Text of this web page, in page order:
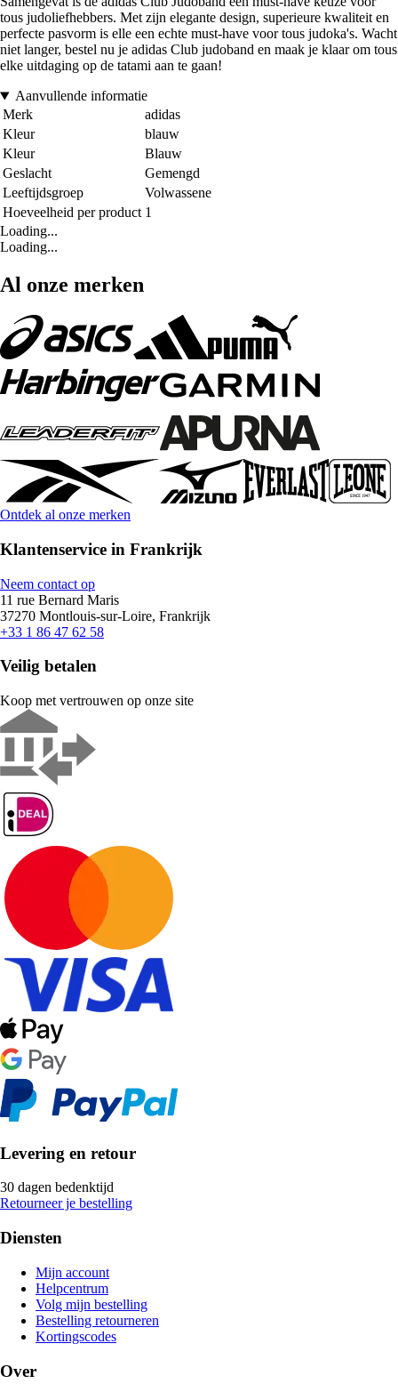
tous judoliefhebbers. Met zijn elegante design, superieure kwaliteit en
perfecte pasvorm is elle een echte must-have voor tous judoka's. Wacht
niet langer, bestel nu je adidas Club judoband en maak je klaar om tous
elke uitdaging op de tatami aan te gaan!
Aanvullende informatie
Merk
adidas
Kleur
blauw
Kleur
Blauw
Geslacht
Gemengd
Leeftijdsgroep
Volwassene
Hoeveelheid per product 1
Loading...
Loading...
Al onze merken
Ontdek al onze merken
Klantenservice in Frankrijk
Neem contact op
11 rue Bernard Maris
37270 Montlouis-sur-Loire, Frankrijk
+33 1 86 47 62 58
Veilig betalen
Koop met vertrouwen op onze site
Levering en retour
30 dagen bedenktijd
Retourneer je bestelling
Diensten
Mijn account
Helpcentrum
Volg mijn bestelling
Bestelling retourneren
Kortingscodes
Over